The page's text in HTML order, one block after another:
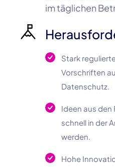
im täglichen
Stark
Vorschriften
Datenschutz.
Ideen aus den
schnell in der
werden.
Hohe